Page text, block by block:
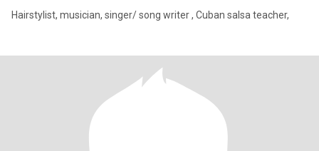
Hairstylist, musician, singer/ song writer , Cuban salsa teacher,